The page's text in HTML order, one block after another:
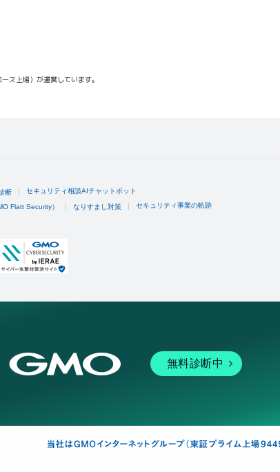
ス上場）が運営しています。
断 セキュリティ相談AIチャットボット
Flatt Security） なりすまし対策 セキュリティ事業の軌跡
無料診断中